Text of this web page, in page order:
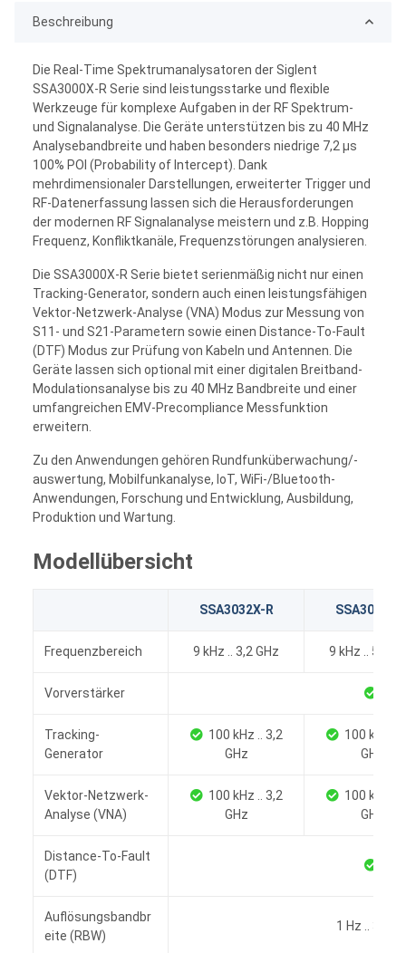
Beschreibung
Die Real-Time Spektrumanalysatoren der Siglent
SSA3000X-R Serie sind leistungsstarke und flexible
Werkzeuge für komplexe Aufgaben in der RF Spektrum-
und Signalanalyse. Die Geräte unterstützen bis zu 40 MHz
Analysebandbreite und haben besonders niedrige 7,2 µs
100% POI (Probability of Intercept). Dank
mehrdimensionaler Darstellungen, erweiterter Trigger und
RF-Datenerfassung lassen sich die Herausforderungen
der modernen RF Signalanalyse meistern und z.B. Hopping
Frequenz, Konfliktkanäle, Frequenzstörungen analysieren.
Die SSA3000X-R Serie bietet serienmäßig nicht nur einen
Tracking-Generator, sondern auch einen leistungsfähigen
Vektor-Netzwerk-Analyse (VNA) Modus zur Messung von
S11- und S21-Parametern sowie einen Distance-To-Fault
(DTF) Modus zur Prüfung von Kabeln und Antennen. Die
Geräte lassen sich optional mit einer digitalen Breitband-
Modulationsanalyse bis zu 40 MHz Bandbreite und einer
umfangreichen EMV-Precompliance Messfunktion
erweitern.
Zu den Anwendungen gehören Rundfunküberwachung/-
auswertung, Mobilfunkanalyse, IoT, WiFi-/Bluetooth-
Anwendungen, Forschung und Entwicklung, Ausbildung,
Produktion und Wartung.
Modellübersicht
SSA3032X-R SSA3050X-
Frequenzbereich 9 kHz .. 3,2 GHz 9 kHz .. 5,0
Vorverstärker
Tracking-
Generator
100 kHz .. 3,2
GHz
100 kHz ..
GHz
Vektor-Netzwerk-
Analyse (VNA)
100 kHz .. 3,2
GHz
100 kHz ..
GHz
Distance-To-Fault
(DTF)
Auflösungsbandbr
eite (RBW)
1 Hz .. 3